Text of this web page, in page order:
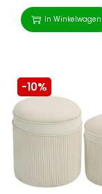
In Winkelwagen
-10%